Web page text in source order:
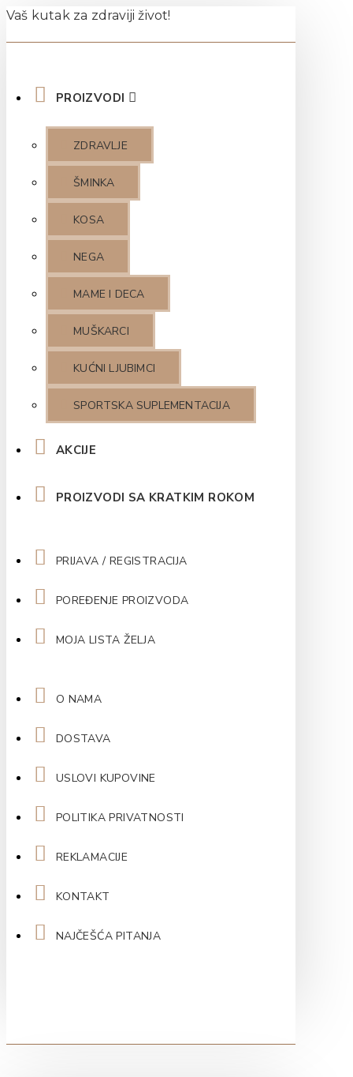
Vaš kutak za zdraviji život!
PROIZVODI
ZDRAVLJE
ŠMINKA
KOSA
NEGA
MAME I DECA
MUŠKARCI
KUĆNI LJUBIMCI
SPORTSKA SUPLEMENTACIJA
AKCIJE
PROIZVODI SA KRATKIM ROKOM
PRIJAVA / REGISTRACIJA
POREĐENJE PROIZVODA
MOJA LISTA ŽELJA
O NAMA
DOSTAVA
USLOVI KUPOVINE
POLITIKA PRIVATNOSTI
REKLAMACIJE
KONTAKT
NAJČEŠĆA PITANJA